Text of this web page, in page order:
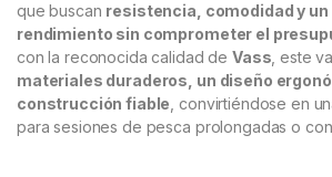
que buscan resistencia, comodidad y
rendimiento sin comprometer el
con la reconocida calidad de Vass , este
materiales duraderos, un diseño
construcción fiable , convirtiéndose en
para sesiones de pesca prolongadas o